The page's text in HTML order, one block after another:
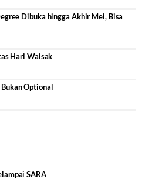
Dibuka hingga Akhir Mei, Bisa
Hari Waisak
Optional
SARA